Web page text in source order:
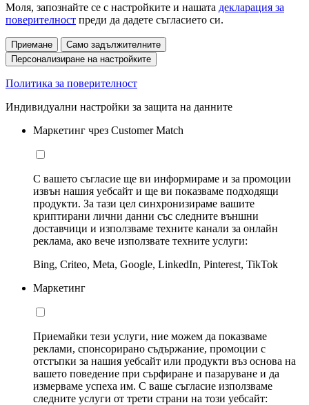
Моля, запознайте се с настройките и нашата декларация за
поверителност преди да дадете съгласието си.
Приемане
Само задължителните
Персонализиране на настройките
Политика за поверителност
Индивидуални настройки за защита на данните
Маркетинг чрез Customer Match
С вашето съгласие ще ви информираме и за промоции
извън нашия уебсайт и ще ви показваме подходящи
продукти. За тази цел синхронизираме вашите
криптирани лични данни със следните външни
доставчици и използваме техните канали за онлайн
реклама, ако вече използвате техните услуги:
Bing, Criteo, Meta, Google, LinkedIn, Pinterest, TikTok
Маркетинг
Приемайки тези услуги, ние можем да показваме
реклами, спонсорирано съдържание, промоции с
отстъпки за нашия уебсайт или продукти въз основа на
вашето поведение при сърфиране и пазаруване и да
измерваме успеха им. С ваше съгласие използваме
следните услуги от трети страни на този уебсайт: